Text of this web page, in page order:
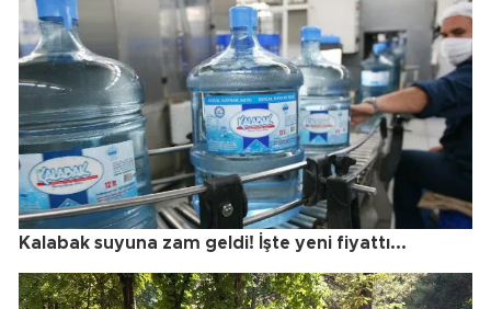
Kalabak suyuna zam geldi! İşte yeni fiyattı...